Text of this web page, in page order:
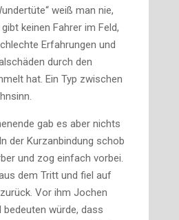
weiß man nie,
keinen Fahrer im Feld,
Erfahrungen und
durch den
hat. Ein Typ zwischen
gab es aber nichts
der Kurzanbindung schob
und zog einfach vorbei.
dem Tritt und fiel auf
Vor ihm Jochen
bedeuten würde, dass